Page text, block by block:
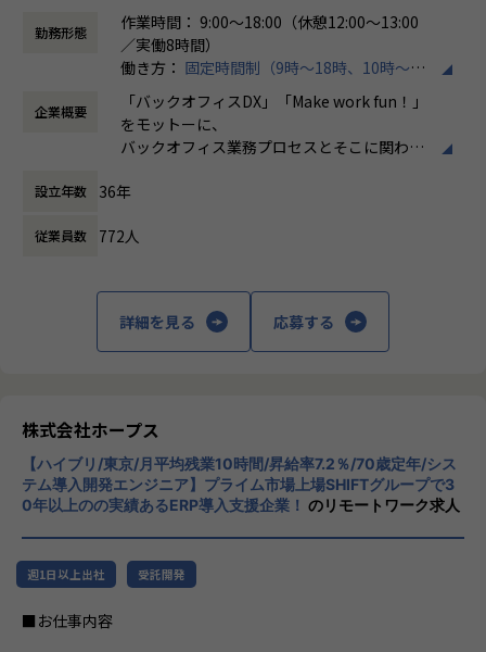
国内サプライチェーン全体での業務標準化を狙っています。
【業務の変更の範囲】
ご経験に応じて要件定義、設計の上流工程から、開発、保守
運用のプロジェクトに携わっていただきます。
売上過去最高記録を更新している当社では、今まさに第二次
創業期として
準大手から中堅規模の企業に特化して、プライム案件、ERP
BTP開発エンジニアとして組織を一緒に作っていただける方
幅が広い！
・上流工程やマネジメント、コンサルタントにステップアッ
【会社概要】
ホープスは、ERP・ERP周辺のシステム開発・導入、
コンサルティングを主軸にイノベーションを起こすためのソ
・MISSION「ワークをもっとワクワクに」
​ヒトが何をすべきかを追求し、ITの力で “働くを楽しく” へ
勤務形態
作業時間： 9:00～18:00（休憩12:00～13:00
／実働8時間）
働き方： 固定時間制（9時～18時、10時～19
時など）
時間外労働の有無： 有（月平均10時間）
休憩時間： 60分
企業概要
「バックオフィスDX」「Make work fun！」
をモットーに、
バックオフィス業務プロセスとそこに関わる
企業競争力を向上させることを使命としてい
チ開発やコンサルティングまで幅広いサービ
スを提供しています。クラウドERPやローコ
ード開発を柱とし、業務効率化やDX推進、経
CloudやOracle ERP Cloudなどを活用し、企
業の業務プロセスを最適化し、経営管理の強
化を図っています1。
社風/文化
ホープスは、若手社員が活躍できる環境で、
社内の風通しが良く、活気に満ちた雰囲気が
特徴です。多様性を重視し、様々な国籍や背
設立年数 36年
従業員数 772人
詳細を見る 応募する
株式会社ホープス
【ハイブリ/東京/月平均残業10時間/昇給率7.2％/70歳定年/シス
テム導入開発エンジニア】プライム市場上場SHIFTグループで3
0年以上のの実績あるERP導入支援企業！ のリモートワーク求人
週1日以上出社 受託開発
■お仕事内容